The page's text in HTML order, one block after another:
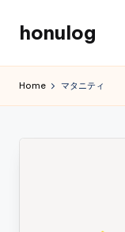
content
honulog
Home マタニティ